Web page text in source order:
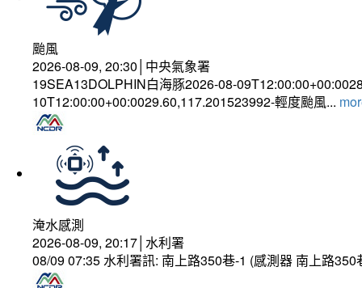
颱風
2026-08-09, 20:30│中央氣象署
19SEA13DOLPHIN白海豚2026-08-
10T12:00:00+00:0029.60,117.201523992-輕度颱風...
淹水感測
2026-08-09, 20:17│水利署
08/09 07:35 水利署訊: 南上路350巷-1 (感測器 南上路